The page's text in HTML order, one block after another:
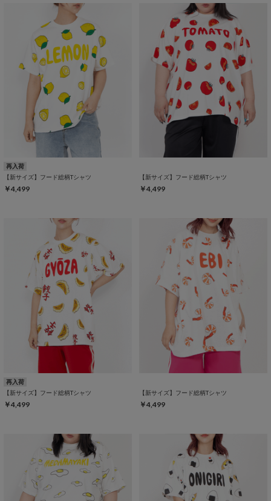
再入荷
【新サイズ】フード総柄Tシャツ
￥4,499
【新サイズ】フード総柄Tシャツ
￥4,499
再入荷
【新サイズ】フード総柄Tシャツ
￥4,499
【新サイズ】フード総柄Tシャツ
￥4,499